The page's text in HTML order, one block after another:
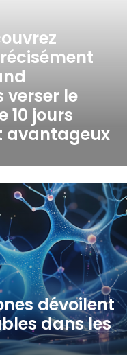
verser le
10 jours
avantageux
dévoilent
dans les